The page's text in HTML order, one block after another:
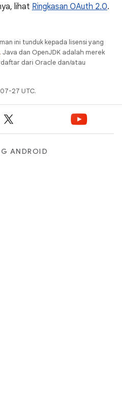
lihat Ringkasan OAuth 2.0.
ini tunduk kepada lisensi yang
. Java dan OpenJDK adalah merek
dari Oracle dan/atau
27 UTC.
ANDROID